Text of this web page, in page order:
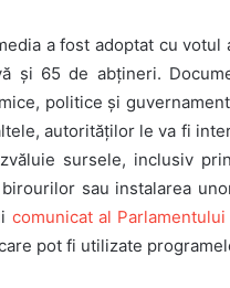
a fost adoptat cu
şi 65 de abţineri.
politice și
autorităților le va fi
sursele, inclusiv
sau instalarea
comunicat al Parlamentului
pot fi utilizate